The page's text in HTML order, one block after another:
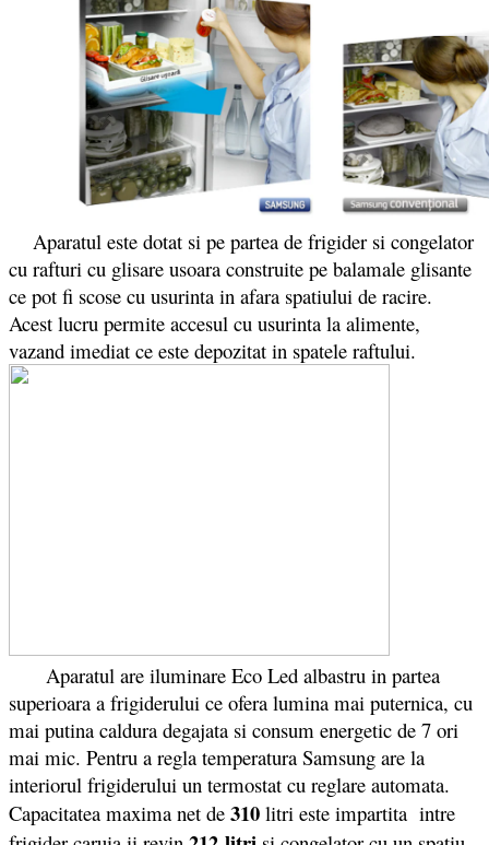
Aparatul este dotat si pe partea de frigider si congelator
cu rafturi cu glisare usoara construite pe balamale glisante
ce pot fi scose cu usurinta in afara spatiului de racire.
Acest lucru permite accesul cu usurinta la alimente,
vazand imediat ce este depozitat in spatele raftului.
Aparatul are iluminare Eco Led albastru in partea
superioara a frigiderului ce ofera lumina mai puternica, cu
mai putina caldura degajata si consum energetic de 7 ori
mai mic. Pentru a regla temperatura Samsung are la
interiorul frigiderului un termostat cu reglare automata.
Capacitatea maxima net de 310 litri este impartita intre